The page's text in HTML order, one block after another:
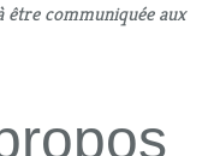
être communiquée aux